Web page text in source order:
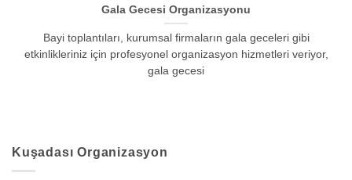
Gala Gecesi Organizasyonu
Bayi toplantıları, kurumsal firmaların gala geceleri gibi
etkinlikleriniz için profesyonel organizasyon hizmetleri veriyor,
gala gecesi
Kuşadası Organizasyon